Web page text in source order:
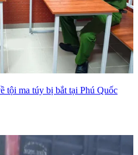
tội ma túy bị bắt tại Phú Quốc